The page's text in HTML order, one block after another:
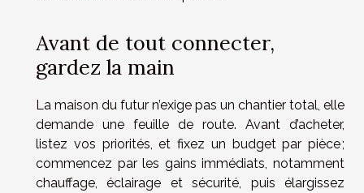
Avant de tout connecter,
gardez la main
La maison du futur n’exige pas un chantier total, elle
demande une feuille de route. Avant d’acheter,
listez vos priorités, et fixez un budget par pièce ;
commencez par les gains immédiats, notamment
chauffage, éclairage et sécurité, puis élargissez